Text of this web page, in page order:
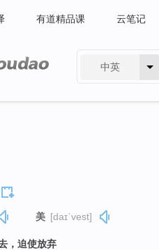
有道精品课 云笔记
中英
美 [daɪˈvest]
，迫使放弃